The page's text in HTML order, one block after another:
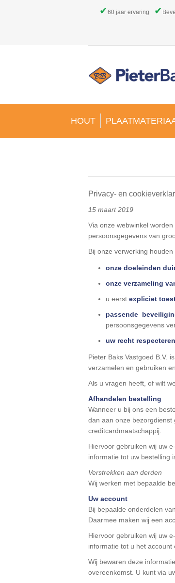
✔60 jaar ervaring ✔
HOUT
Privacy- en
15 maart 2019
Via onze webwinkel
persoonsgegevens van
Bij onze verwerking
onze doeleinden
onze verzameling
u eerst expliciet
passende
persoonsgegevens
uw recht respecteren
Pieter Baks Vastgoed B.V.
verzamelen en gebruiken
Als u vragen heeft, of wilt
Afhandelen bestelling
Wanneer u bij ons een
dan aan onze bezorgdienst
creditcardmaatschappij.
Hiervoor gebruiken wij uw
informatie tot uw bestelling
Verstrekken aan derden
Wij werken met bepaalde
Uw account
Bij bepaalde onderdelen
Daarmee maken wij een
Hiervoor gebruiken wij uw
informatie tot u het account
Wij bewaren deze
overeenkomst. U kunt via